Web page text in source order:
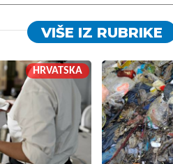
VIŠE IZ RUBRIKE
HRVATSKA